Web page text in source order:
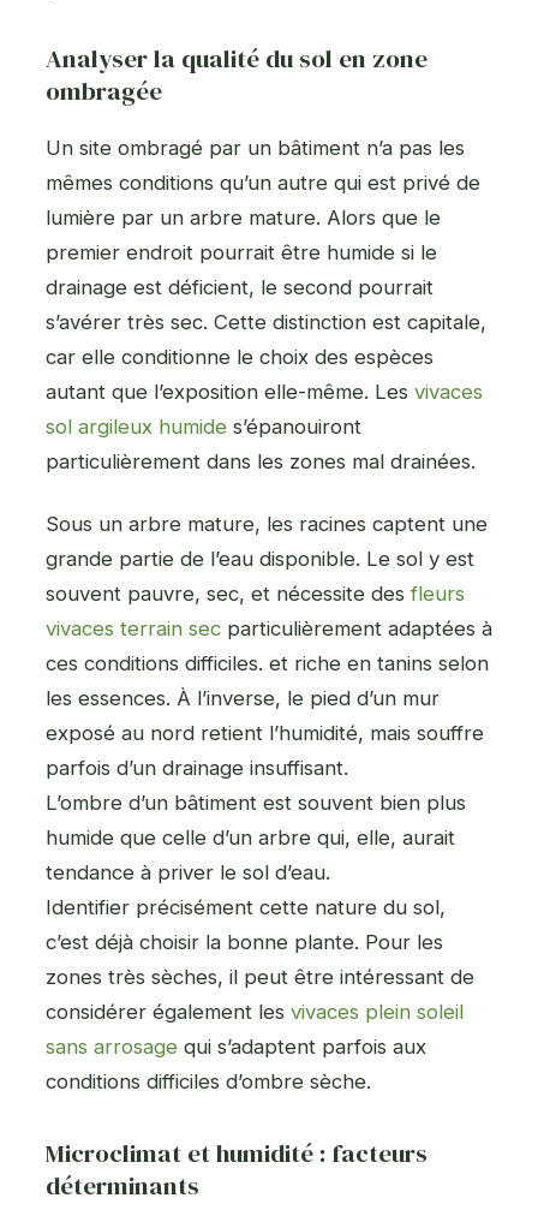
Analyser la qualité du sol en zone
ombragée
Un site ombragé par un bâtiment n’a pas les
mêmes conditions qu’un autre qui est privé de
lumière par un arbre mature. Alors que le
premier endroit pourrait être humide si le
drainage est déficient, le second pourrait
s’avérer très sec. Cette distinction est capitale,
car elle conditionne le choix des espèces
autant que l’exposition elle-même. Les vivaces
sol argileux humide s’épanouiront
particulièrement dans les zones mal drainées.
Sous un arbre mature, les racines captent une
grande partie de l’eau disponible. Le sol y est
souvent pauvre, sec, et nécessite desfleurs
vivaces terrain sec particulièrement adaptées à
ces conditions difficiles. et riche en tanins selon
les essences. À l’inverse, le pied d’un mur
exposé au nord retient l’humidité, mais souffre
parfois d’un drainage insuffisant.
L’ombre d’un bâtiment est souvent bien plus
humide que celle d’un arbre qui, elle, aurait
tendance à priver le sol d’eau.
Identifier précisément cette nature du sol,
c’est déjà choisir la bonne plante. Pour les
zones très sèches, il peut être intéressant de
considérer également les vivaces plein soleil
sans arrosage qui s’adaptent parfois aux
conditions difficiles d’ombre sèche.
Microclimat et humidité : facteurs
déterminants